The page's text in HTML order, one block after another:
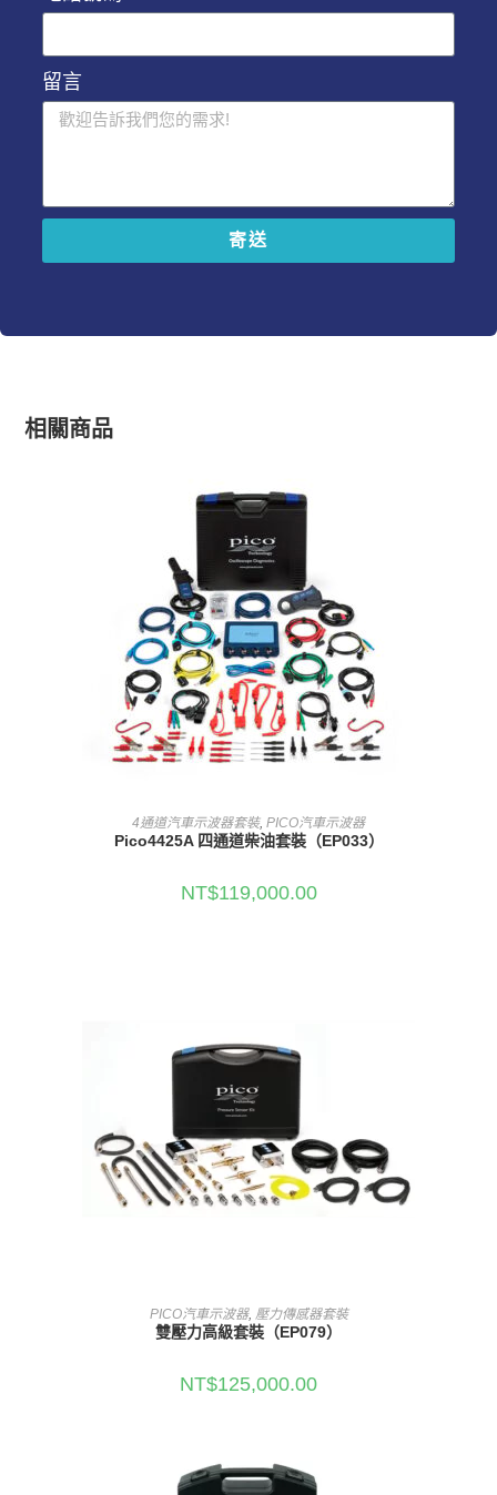
留言
寄送
a
t
相關商品
加入購物車
4通道汽車示波器套裝, PICO汽車示波器
Pico4425A 四通道柴油套裝（EP033）
NT$119,000.00
加入購物車
PICO汽車示波器, 壓力傳感器套裝
雙壓力高級套裝（EP079）
NT$125,000.00